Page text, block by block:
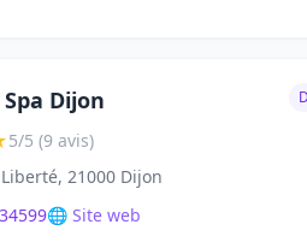
Dijon
5/5 (9 avis)
21000 Dijon
🌐 Site web